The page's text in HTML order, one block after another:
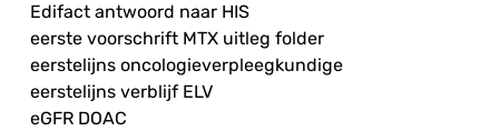
Edifact antwoord naar HIS
eerste voorschrift MTX uitleg folder
eerstelijns oncologieverpleegkundige
eerstelijns verblijf ELV
eGFR DOAC